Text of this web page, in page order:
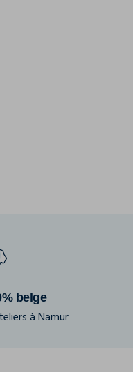
belge
à Namur